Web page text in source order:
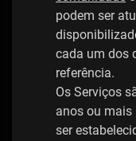
podem ser
cada um dos
referência.
Os Serviços
anos ou
ser